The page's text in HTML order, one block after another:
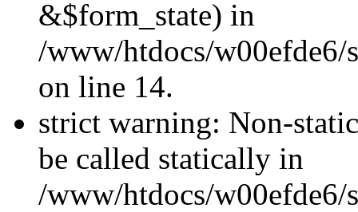
&$form_state) in
/www/htdocs/w00efde6/
on line 14.
strict warning: Non-
be called statically in
/www/htdocs/w00efde6/